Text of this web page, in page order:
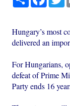
Hungary’s most
delivered an
For Hungarians,
defeat of Prime
Party ends 16